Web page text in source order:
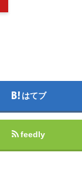
はてブ
feedly